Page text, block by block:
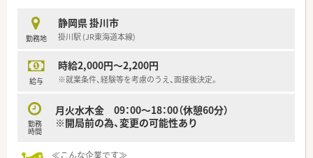
勤務地
静岡県 掛川市
掛川駅 (JR東海道本線)
給与
時給2,000円～2,200円
※就業条件、経験等を考慮のうえ、面接後決定。
勤務
時間
月火水木金 09：00～18：00（休憩60分）
※開局前の為、変更の可能性あり
≪こんな企業です≫